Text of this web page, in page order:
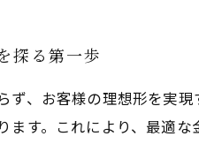
最新トレンドを踏まえた理
探る第一歩
、お客様の理想形を実
ます。これにより、最適